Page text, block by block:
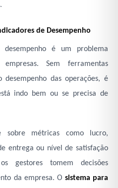
de Desempenho
é um problema
Sem ferramentas
desempenho das operações, é
indo bem ou se precisa de
sobre métricas como lucro,
entrega ou nível de satisfação
gestores tomem decisões
da empresa. O sistema para